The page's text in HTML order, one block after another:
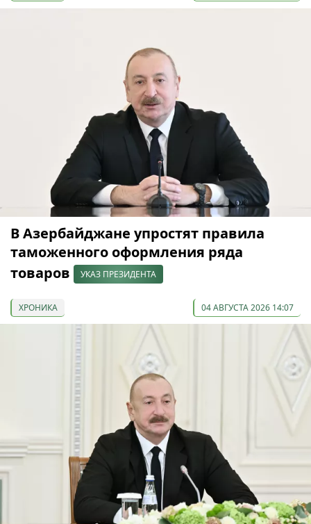
В Азербайджане упростят правила
таможенного оформления ряда
товаров
УКАЗ ПРЕЗИДЕНТА
ХРОНИКА 04 АВГУСТА 2026 14:07